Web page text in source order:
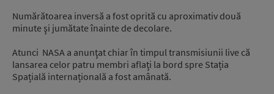
Numărătoarea inversă a fost oprită cu aproximativ două
minute şi jumătate înainte de decolare.
Atunci NASA a anunţat chiar în timpul transmisiunii live că
lansarea celor patru membri aflaţi la bord spre Stația
Spațială internațională a fost amânată.